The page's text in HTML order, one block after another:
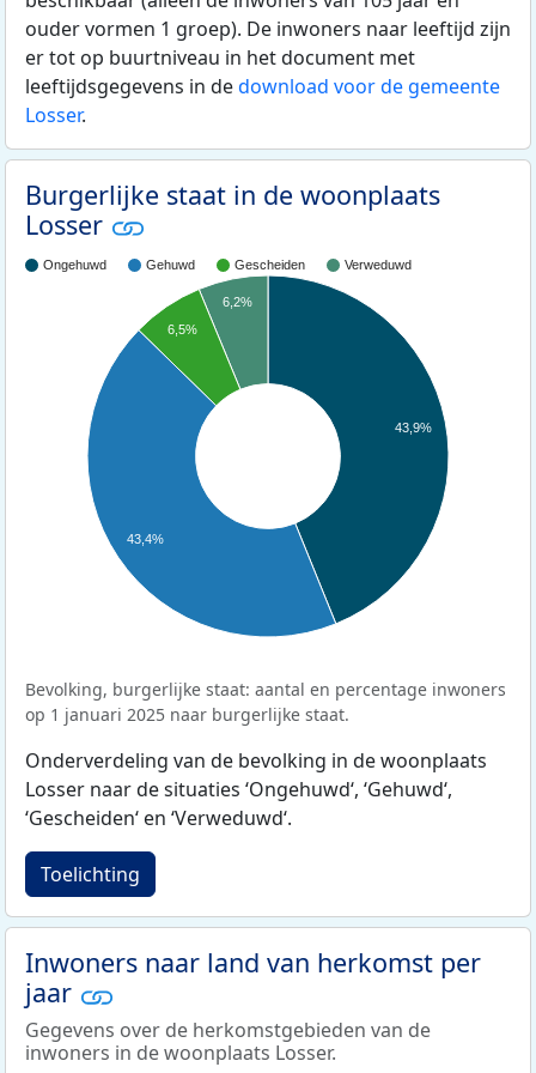
ouder vormen 1 groep). De inwoners naar leeftijd zijn
er tot op buurtniveau in het document met
leeftijdsgegevens in dedownload voor de gemeente
Losser.
Burgerlijke staat in de woonplaats
Losser
Ongehuwd Gehuwd Gescheiden Verweduwd
43,9%
6,2%
6,5%
43,4%
Bevolking, burgerlijke staat: aantal en percentage inwoners
op 1 januari 2025 naar burgerlijke staat.
Onderverdeling van de bevolking in de woonplaats
Losser naar de situaties ‘Ongehuwd‘, ‘Gehuwd‘,
‘Gescheiden‘ en ‘Verweduwd‘.
Toelichting
Inwoners naar land van herkomst per
jaar
Gegevens over de herkomstgebieden van de
inwoners in de woonplaats Losser.